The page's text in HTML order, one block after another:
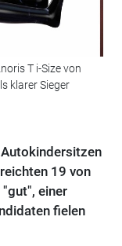
T i-Size von
klarer Sieger
19 von
einer
fielen